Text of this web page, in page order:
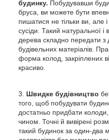
будинку. Побудувавши
бруса, ви можете бути
пишатися не тільки ви, але і
сусіди. Такий натуральної
дерева складно передати
будівельних матеріалів.
форма колод, закріплених
красиво.
Швидке будівництво
того, щоб побудувати
достатньо придбати колоди,
чином. Точні й вивірені
такий будинок за один-два